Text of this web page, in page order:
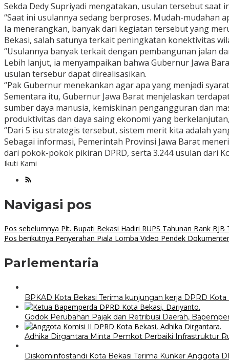
Sekda Dedy Supriyadi mengatakan, usulan tersebut saat
“Saat ini usulannya sedang berproses. Mudah-mudahan
Ia menerangkan, banyak dari kegiatan tersebut yang
Bekasi, salah satunya terkait peningkatan konektivitas
“Usulannya banyak terkait dengan pembangunan jalan
Lebih lanjut, ia menyampaikan bahwa Gubernur Jawa
usulan tersebur dapat direalisasikan.
“Pak Gubernur menekankan agar apa yang menjadi
Sementara itu, Gubernur Jawa Barat menjelaskan
sumber daya manusia, kemiskinan pengangguran dan
produktivitas dan daya saing ekonomi yang
“Dari 5 isu strategis tersebut, sistem merit kita adalah
Sebagai informasi, Pemerintah Provinsi Jawa Barat
dari pokok-pokok pikiran DPRD, serta 3.244 usulan dari
Ikuti Kami
Navigasi pos
Pos sebelumnya Plt. Bupati Bekasi Hadiri RUPS Tahunan Bank BJB
Pos berikutnya Penyerahan Piala Lomba Video Pendek
Parlementaria
BPKAD Kota Bekasi Terima kunjungan kerja DPRD
Godok Perubahan Pajak dan Retribusi Daerah,
Adhika Dirgantara Minta Pemkot Perbaiki Infrastruktur
Diskominfostandi Kota Bekasi Terima Kunker Anggota